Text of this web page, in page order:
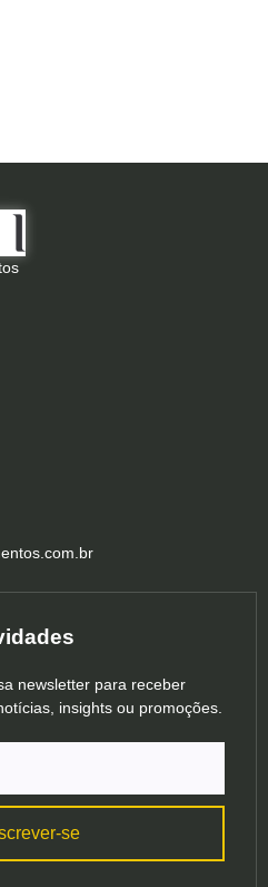
newsletter para receber
insights ou promoções.
se